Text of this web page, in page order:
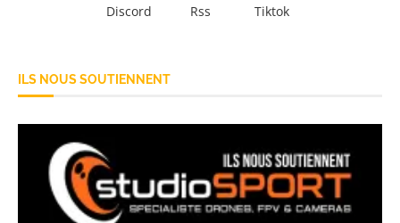
Discord Rss Tiktok
ILS NOUS SOUTIENNENT